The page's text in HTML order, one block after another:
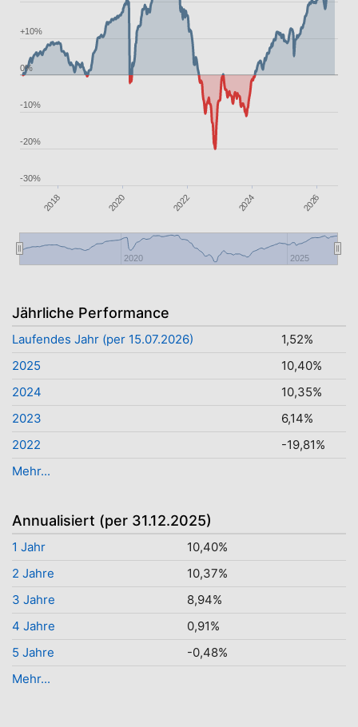
2018 2020 2022 2024 2026
2020 2025
-30%
-20%
-10%
0%
+10%
Jährliche Performance
Laufendes Jahr (per 15.07.2026)
1,52%
2025
10,40%
2024
10,35%
2023
6,14%
2022
-19,81%
Mehr...
Annualisiert (per 31.12.2025)
1 Jahr
10,40%
2 Jahre
10,37%
3 Jahre
8,94%
4 Jahre
0,91%
5 Jahre
-0,48%
Mehr...